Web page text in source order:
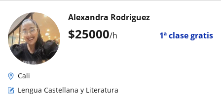
$25000/h 1ª clase gratis
Alexandra Rodriguez
Cali
Lengua Castellana y Literatura